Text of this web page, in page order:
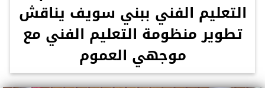
التعليم الفني ببني سويف يناقش
تطوير منظومة التعليم الفني مع
موجهي العموم